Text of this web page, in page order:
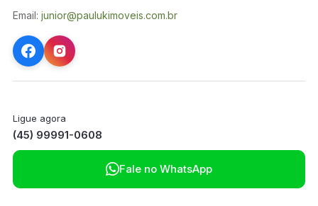
Email: junior@paulukimoveis.com.br
Ligue agora
(45) 99991-0608
Fale no WhatsApp